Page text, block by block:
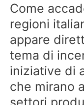
Come
regioni
appare
tema di
iniziative di
che mirano
settori